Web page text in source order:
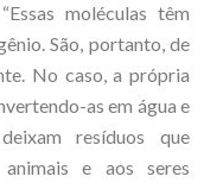
moléculas têm
São, portanto, de
No caso, a própria
as em água e
resíduos que
e aos seres